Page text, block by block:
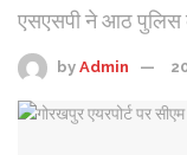
एसएसपी ने आठ पुलिस
by Admin